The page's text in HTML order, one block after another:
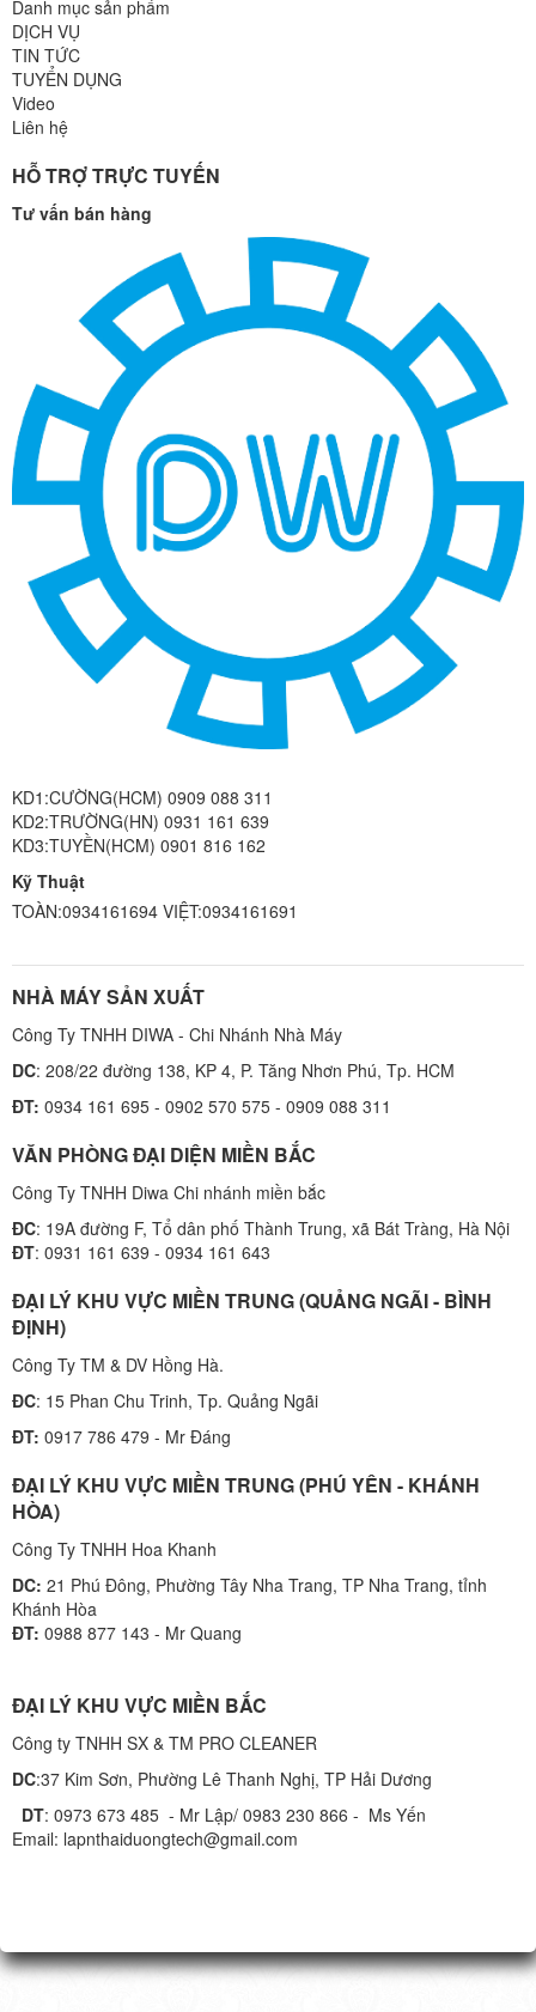
Danh mục sản phẩm
DỊCH VỤ
TIN TỨC
TUYỂN DỤNG
Video
Liên hệ
HỖ TRỢ TRỰC TUYẾN
Tư vấn bán hàng
KD1:CƯỜNG(HCM) 0909 088 311
KD2:TRƯỜNG(HN) 0931 161 639
KD3:TUYỀN(HCM) 0901 816 162
Kỹ Thuật
TOÀN:0934161694 VIỆT:0934161691
NHÀ MÁY SẢN XUẤT
Công Ty TNHH DIWA - Chi Nhánh Nhà Máy
DC: 208/22 đường 138, KP 4, P. Tăng Nhơn Phú, Tp. HCM
ĐT: 0934 161 695 - 0902 570 575 - 0909 088 311
VĂN PHÒNG ĐẠI DIỆN MIỀN BẮC
Công Ty TNHH Diwa Chi nhánh miền bắc
ĐC: 19A đường F, Tổ dân phố Thành Trung, xã Bát Tràng, Hà Nội
ĐT: 0931 161 639 - 0934 161 643
ĐẠI LÝ KHU VỰC MIỀN TRUNG (QUẢNG NGÃI - BÌNH
ĐỊNH)
Công Ty TM & DV Hồng Hà.
ĐC: 15 Phan Chu Trinh, Tp. Quảng Ngãi
ĐT: 0917 786 479 - Mr Đáng
ĐẠI LÝ KHU VỰC MIỀN TRUNG (PHÚ YÊN - KHÁNH
HÒA)
Công Ty TNHH Hoa Khanh
DC: 21 Phú Đông, Phường Tây Nha Trang, TP Nha Trang, tỉnh
Khánh Hòa
ĐT: 0988 877 143 - Mr Quang
ĐẠI LÝ KHU VỰC MIỀN BẮC
Công ty TNHH SX & TM PRO CLEANER
DC:37 Kim Sơn, Phường Lê Thanh Nghị, TP Hải Dương
DT: 0973 673 485 - Mr Lập/ 0983 230 866 - Ms Yến
Email: lapnthaiduongtech@gmail.com